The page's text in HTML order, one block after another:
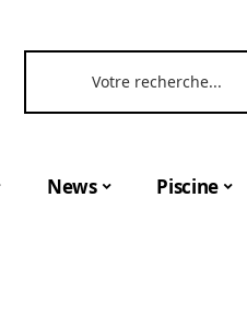
News Piscine